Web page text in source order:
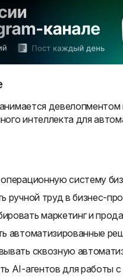
интеллекта для
систему
ручной труд в бизнес-
маркетинг и
автоматизированные
сквозную
AI-агентов для работы